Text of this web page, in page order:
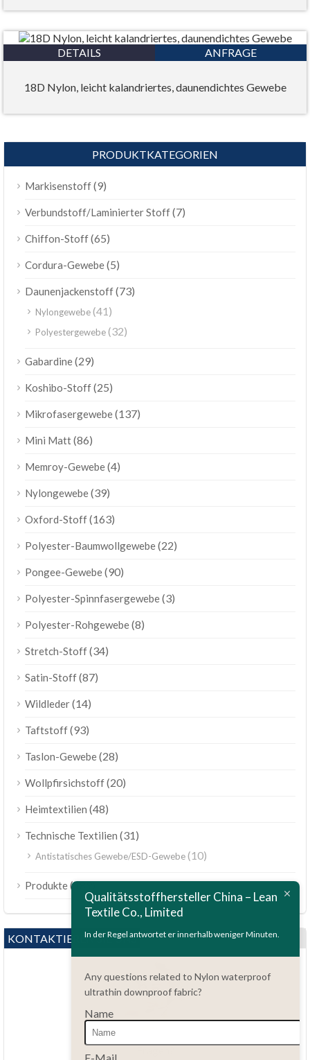
DETAILS ANFRAGE
18D Nylon, leicht kalandriertes, daunendichtes Gewebe
PRODUKTKATEGORIEN
Markisenstoff(9)
Verbundstoff/Laminierter Stoff(7)
Chiffon-Stoff(65)
Cordura-Gewebe(5)
Daunenjackenstoff(73)
Nylongewebe(41)
Polyestergewebe(32)
Gabardine(29)
Koshibo-Stoff(25)
Mikrofasergewebe(137)
Mini Matt(86)
Memroy-Gewebe(4)
Nylongewebe(39)
Oxford-Stoff(163)
Polyester-Baumwollgewebe(22)
Pongee-Gewebe(90)
Polyester-Spinnfasergewebe(3)
Polyester-Rohgewebe(8)
Stretch-Stoff(34)
Satin-Stoff(87)
Wildleder(14)
Taftstoff(93)
Taslon-Gewebe(28)
Wollpfirsichstoff(20)
Heimtextilien (48)
Technische Textilien (31)
Antistatisches Gewebe/ESD-Gewebe(10)
Produkte(189)
KONTAKTIEREN SIE UNS
Fragen?
Qualitätsstoffhersteller China – Lean
Textile Co., Limited
In der Regel antwortet er innerhalb weniger Minuten.
Any questions related to Nylon waterproof
ultrathin downproof fabric?
Name
Português do Brasil
Русский
Tiếng Việt
العربية
Bahasa Indonesia
Polski
Bahasa Melayu